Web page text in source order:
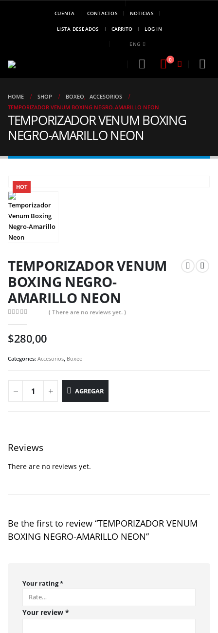
CUENTA CONTACTOS NOTICIAS
LISTA DESEADOS CARRITO LOG IN
ENG
0
HOME SHOP BOXEO, ACCESORIOS
TEMPORIZADOR VENUM BOXING NEGRO-AMARILLO NEON
TEMPORIZADOR VENUM BOXING
NEGRO-AMARILLO NEON
HOT
TEMPORIZADOR VENUM
BOXING NEGRO-
AMARILLO NEON
( There are no reviews yet. )
$280,00
Categories: Accesorios Boxeo
AGREGAR
Reviews
There are no reviews yet.
Be the first to review “TEMPORIZADOR VENUM
BOXING NEGRO-AMARILLO NEON”
Your rating*
Your review *